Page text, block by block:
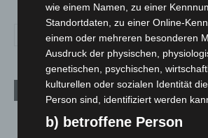
Aktuelle Beiträge
Region Hannover: 21 neue
Roten Kreuz
wie einem Namen, zu einer
Standortdaten, zu einer Online-
einem oder mehreren besonderen
Ausdruck der physischen,
genetischen, psychischen,
kulturellen oder sozialen Identität
Person sind, identifiziert werden
b) betroffene Person